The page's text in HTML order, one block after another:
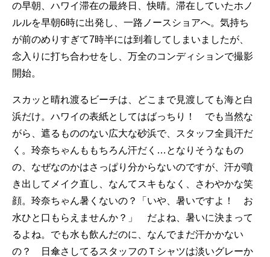
の早朝、ハワイ滞在の最終日、快晴。滞在していたホノ
ルルを早朝6時に出発し、一路ノースショアへ。気持ち
が前のめりすぎて7時半には到着してしまいましたが、
念入りに打ち合わせをし、万全のコンディションで撮影
開始。
スカッと晴れ渡るビーチは、どこまで見渡しても海と白
浜だけ。ハワイの表紙としてはばっちり！ でも当然な
がら、遮るもののない広大な砂浜で、スタッフ全員汗だ
く。玲奈ちゃんももちろん汗だく…となりそうなもの
の、なぜなのかはさっぱり分からないのですが、汗が噴
き出してメイク直し、なんてスキもなく、さわやかな笑
顔。玲奈ちゃん暑くないの？「いや、暑いですよ！ お
水ひと口もらえませんか？」 だよね、暑いに決まって
るよね。でも水も飲んだのに、なんでまだ汗かかない
の？ 日傘さしてるスタッフのＴシャツは淡いグレーか